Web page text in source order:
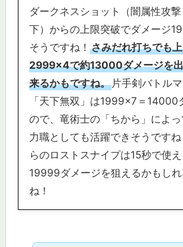
ダークネスショット（闇属性攻
下）からの上限突破でダメージ
そうですね！ さみだれ打ちでも
2999×4で約13000ダメージを
来るかもですね。片手剣バトル
「天下無双」は1999×7＝14000
ので、竜術士の「ちから」によ
力職としても活躍できそうです
らのロストスナイプは15秒で使え
19999ダメージを狙えるかもし
ね！